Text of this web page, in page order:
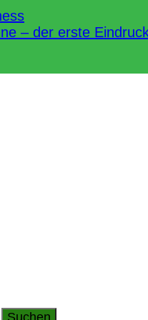
– der erste